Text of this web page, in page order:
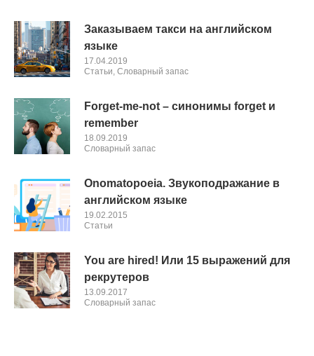
Заказываем такси на английском
языке
17.04.2019
Cтатьи, Словарный запас
Forget-me-not – синонимы forget и
remember
18.09.2019
Словарный запас
Onomatopoeia. Звукоподражание в
английском языке
19.02.2015
Cтатьи
You are hired! Или 15 выражений для
рекрутеров
13.09.2017
Словарный запас